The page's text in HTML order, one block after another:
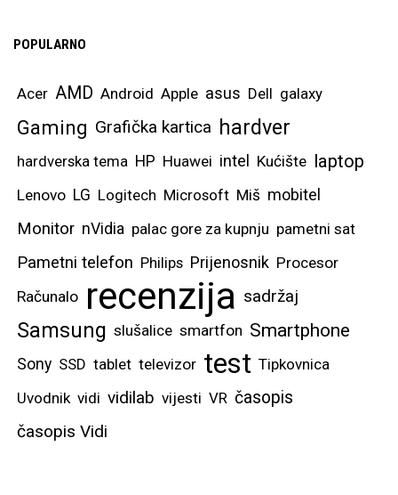
POPULARNO
Acer AMD Android Apple asus Dell galaxy
Gaming Grafička kartica hardver
hardverska tema HP Huawei intel Kućište laptop
Lenovo LG Logitech Microsoft Miš mobitel
Monitor nVidia palac gore za kupnju pametni sat
Pametni telefon Philips Prijenosnik Procesor
Računalo recenzija sadržaj
Samsung slušalice smartfon Smartphone
Sony SSD tablet televizor test Tipkovnica
Uvodnik vidi vidilab vijesti VR časopis
časopis Vidi